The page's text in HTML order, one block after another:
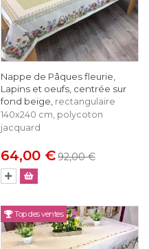
Nappe de Pâques fleurie,
Lapins et oeufs, centrée sur
fond beige, rectangulaire
140x240 cm, polycoton
jacquard
64,00 €92,00 €
Top des ventes